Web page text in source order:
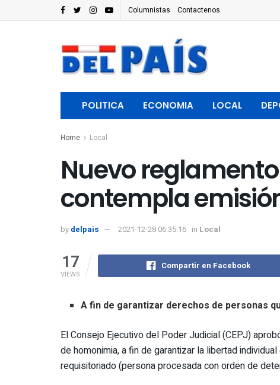
Columnistas Contactenos
POLITICA ECONOMIA LOCAL
Home Local
Nuevo
contempla
by delpais 2021-12-28 06:35:16 in Local
17
VIEWS
Compartir en Facebook
A fin de garantizar derechos de personas
El Consejo Ejecutivo del Poder Judicial (CEPJ)
de homonimia, a fin de garantizar la libertad
requisitoriado (persona procesada con orden de